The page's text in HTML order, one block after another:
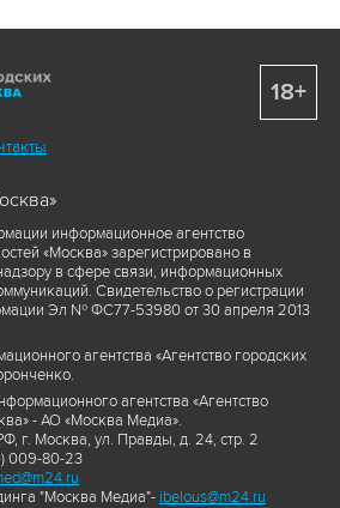
информационное агентство
«Москва» зарегистрировано в
в сфере связи, информационных
Свидетельство о регистрации
Эл № ФС77-53980 от 30 апреля 2013
агентства «Агентство городских
агентства «Агентство
- АО «Москва Медиа».
г. Москва, ул. Правды, д. 24, стр. 2
009-80-23
"Москва Медиа"- ibelous@m24.ru
18+